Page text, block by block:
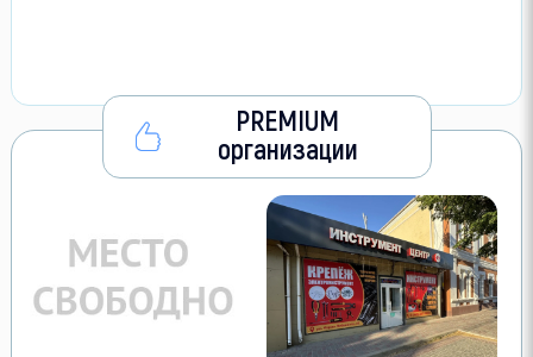
PREMIUM
организации